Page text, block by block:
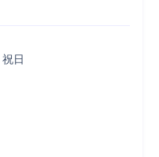
日